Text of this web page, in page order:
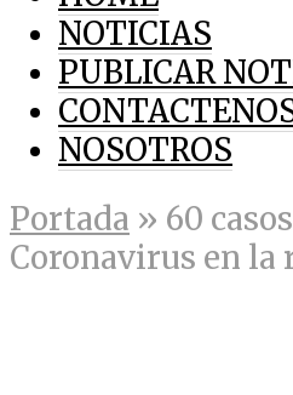
NOTICIAS
PUBLICAR
NOSOTROS
Portada » 60
Coronavirus en la